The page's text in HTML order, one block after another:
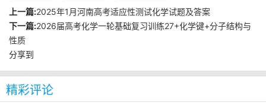
上一篇:2025年1月河南高考适应性测试化学试题及答案
下一篇:2026届高考化学一轮基础复习训练27+化学键+分子结构与
性质
分享到
精彩评论